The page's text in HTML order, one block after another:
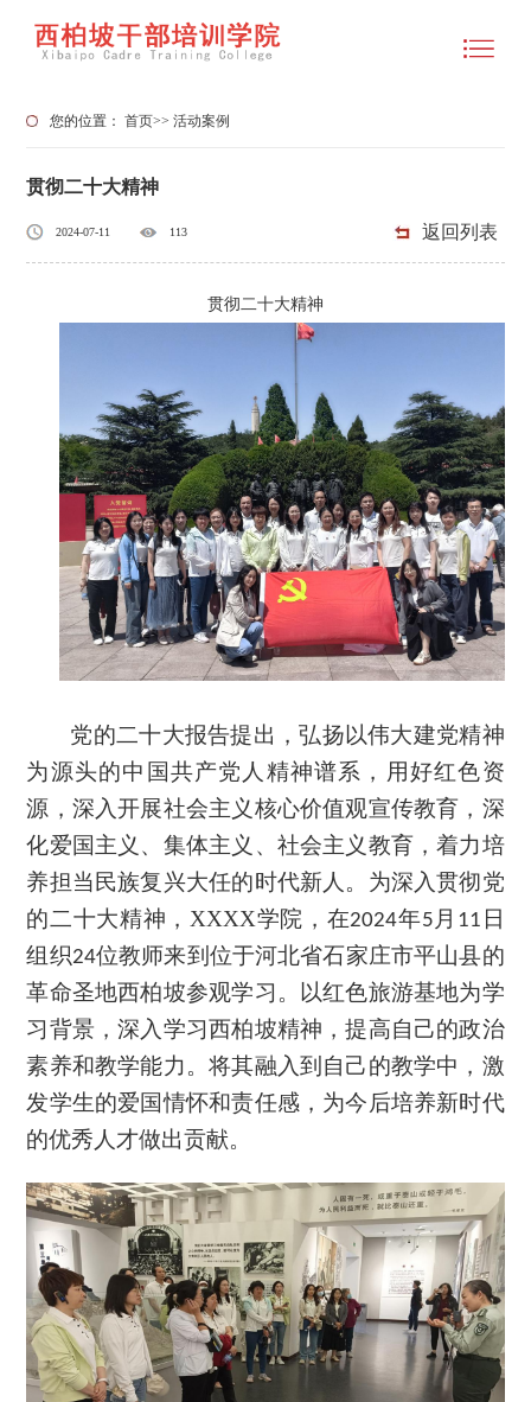
您的位置：首页>>活动案例
贯彻二十大精神
2024-07-11 113 返回列表
贯彻二十大精神
党的二十大报告提出，弘扬以伟大建党精神
为源头的中国共产党人精神谱系，用好红色资
源，深入开展社会主义核心价值观宣传教育，深
化爱国主义、集体主义、社会主义教育，着力培
养担当民族复兴大任的时代新人。为深入贯彻党
的二十大精神，XXXX学院，在2024年5 月 11 日
组织24位教师来到位于河北省石家庄市平山县的
革命圣地西柏坡参观学习。以红色旅游基地为学
习背景，深入学习西柏坡精神，提高自己的政治
素养和教学能力。将其融入到自己的教学中，激
发学生的爱国情怀和责任感，为今后培养新时代
的优秀人才做出贡献。